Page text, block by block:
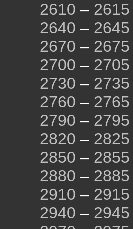
2610 – 2615
2640 – 2645
2670 – 2675
2700 – 2705
2730 – 2735
2760 – 2765
2790 – 2795
2820 – 2825
2850 – 2855
2880 – 2885
2910 – 2915
2940 – 2945